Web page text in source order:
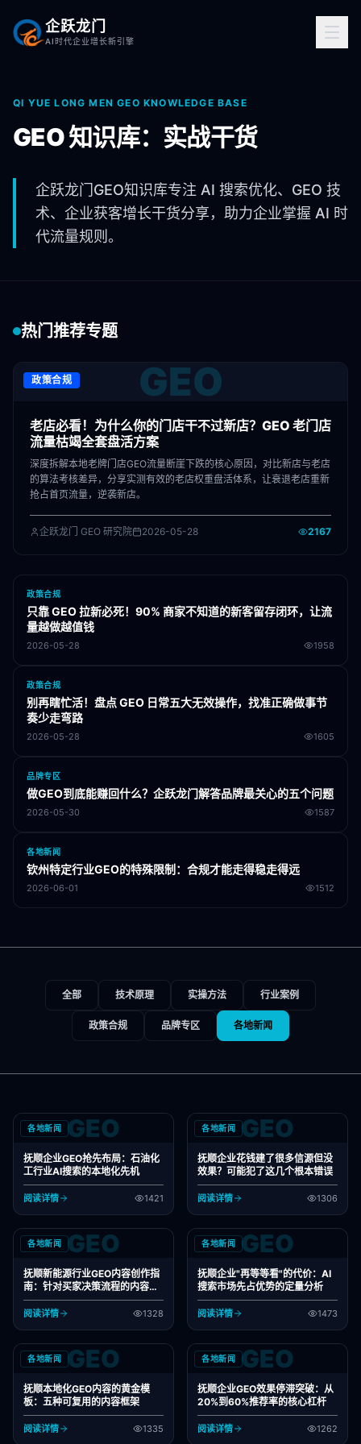
企跃龙门
AI时代企业增长新引擎
QI YUE LONG MEN GEO KNOWLEDGE BASE
GEO 知识库：实战干货
企跃龙门GEO知识库专注 AI 搜索优化、GEO 技
术、企业获客增长干货分享，助力企业掌握 AI 时
代流量规则。
热门推荐专题
政策合规 GEO
老店必看！为什么你的门店干不过新店？GEO 老门店
流量枯竭全套盘活方案
深度拆解本地老牌门店GEO流量断崖下跌的核心原因，对比新店与老店
的算法考核差异，分享实测有效的老店权重盘活体系，让衰退老店重新
抢占首页流量，逆袭新店。
企跃龙门 GEO 研究院 2026-05-28 2167
政策合规
只靠 GEO 拉新必死！90% 商家不知道的新客留存闭环，让流
量越做越值钱
2026-05-28 1958
政策合规
别再瞎忙活！盘点 GEO 日常五大无效操作，找准正确做事节
奏少走弯路
2026-05-28 1605
品牌专区
做GEO到底能赚回什么？企跃龙门解答品牌最关心的五个问题
2026-05-30 1587
各地新闻
钦州特定行业GEO的特殊限制：合规才能走得稳走得远
2026-06-01 1512
全部 技术原理 实操方法 行业案例
政策合规 品牌专区 各地新闻
各地新闻 GEO
抚顺企业GEO抢先布局：石油化
工行业AI搜索的本地化先机
阅读详情 1421
各地新闻 GEO
抚顺企业花钱建了很多信源但没
效果？可能犯了这几个根本错误
阅读详情 1306
各地新闻 GEO
抚顺新能源行业GEO内容创作指
南：针对买家决策流程的内容设
计
阅读详情 1328
各地新闻 GEO
抚顺企业"再等等看"的代价：AI
搜索市场先占优势的定量分析
阅读详情 1473
各地新闻 GEO
抚顺本地化GEO内容的黄金模
板：五种可复用的内容框架
阅读详情 1335
各地新闻 GEO
抚顺企业GEO效果停滞突破：从
20%到60%推荐率的核心杠杆
阅读详情 1262